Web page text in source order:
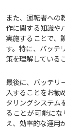
また、運転者への
作に関する知識や
実施することで、
す。特に、バッテ
策を理解している
最後に、バッテリ
入することをお勧
タリングシステム
ることが可能に
え、効率的な運用